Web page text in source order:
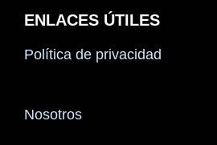
ENLACES ÚTILES
Política de privacidad
Nosotros